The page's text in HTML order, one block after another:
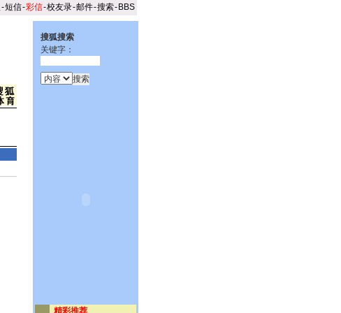
-短信-彩信-校友录-邮件-搜索- BBS
搜狐搜索
关键字：